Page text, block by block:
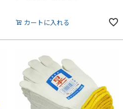
カートに入れる